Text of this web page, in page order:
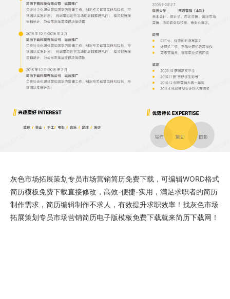
灰色市场拓展策划专员市场营销简历免费下载 ，可编辑WORD格式
简历模板免费下载直接修改，高效-便捷-实用，满足求职者的简历
制作需求，简历编辑制作不求人，有效提升求职效率！找灰色市场
拓展策划专员市场营销简历电子版模板免费下载就来简历下载网 ！